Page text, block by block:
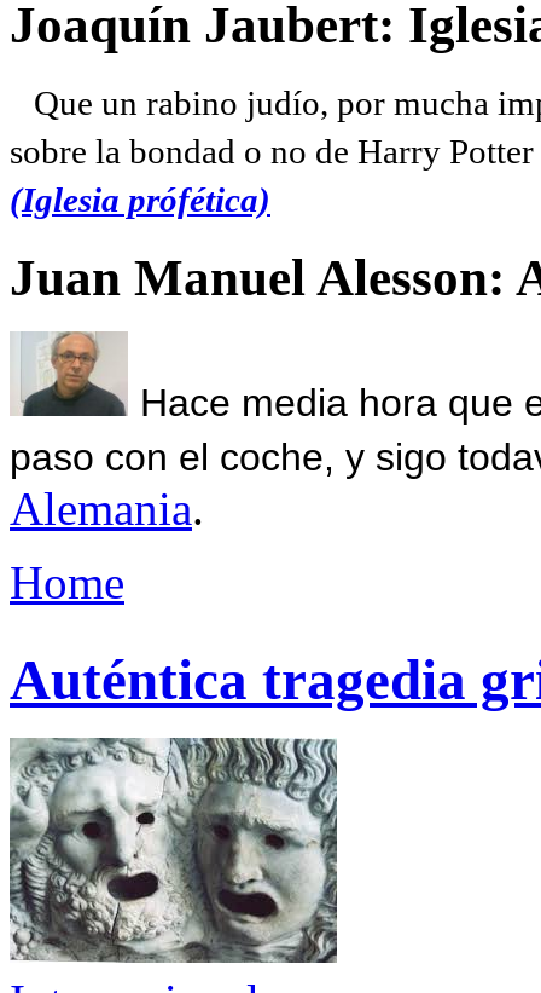
Joaquín Jaubert:
Que un rabino judío, por mucha
sobre la bondad o no de Harry
(Iglesia prófética)
Juan Manuel Alesson:
Hace media hora que
paso con el coche, y sigo
Alemania.
Home
Auténtica tragedia